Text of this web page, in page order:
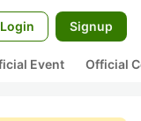
Login Signup
Event Official